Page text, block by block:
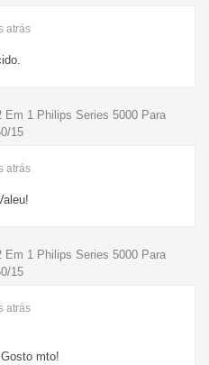
atrás
Em 1 Philips Series 5000 Para
15
atrás
Em 1 Philips Series 5000 Para
15
atrás
mto!